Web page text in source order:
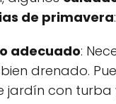
de primavera:
adecuado:
drenado.
jardín con turba